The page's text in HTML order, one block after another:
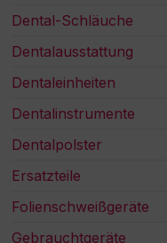
Dental-Schläuche
Dentalausstattung
Dentaleinheiten
Dentalinstrumente
Dentalpolster
Ersatzteile
Folienschweißgeräte
Gebrauchtgeräte